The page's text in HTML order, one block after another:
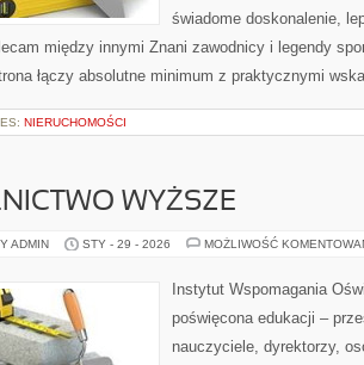
świadome doskonalenie,
między innymi Znani zawodnicy i legendy
łączy absolutne minimum z praktycznymi
NIERUCHOMOŚCI
WYŻSZE
ADMIN STY - 29 - 2026 MOŻLIWOŚĆ
Instytut Wspomagania
poświęcona edukacji –
nauczyciele, dyrektorzy,